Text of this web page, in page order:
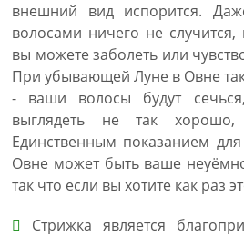
внешний вид испорится.
волосами ничего не случится,
вы можете заболеть или
При убывающей Луне в Овне
- ваши волосы будут
выглядеть не так
Единственным показанием
Овне может быть ваше
так что если вы хотите как раз
Стрижка является